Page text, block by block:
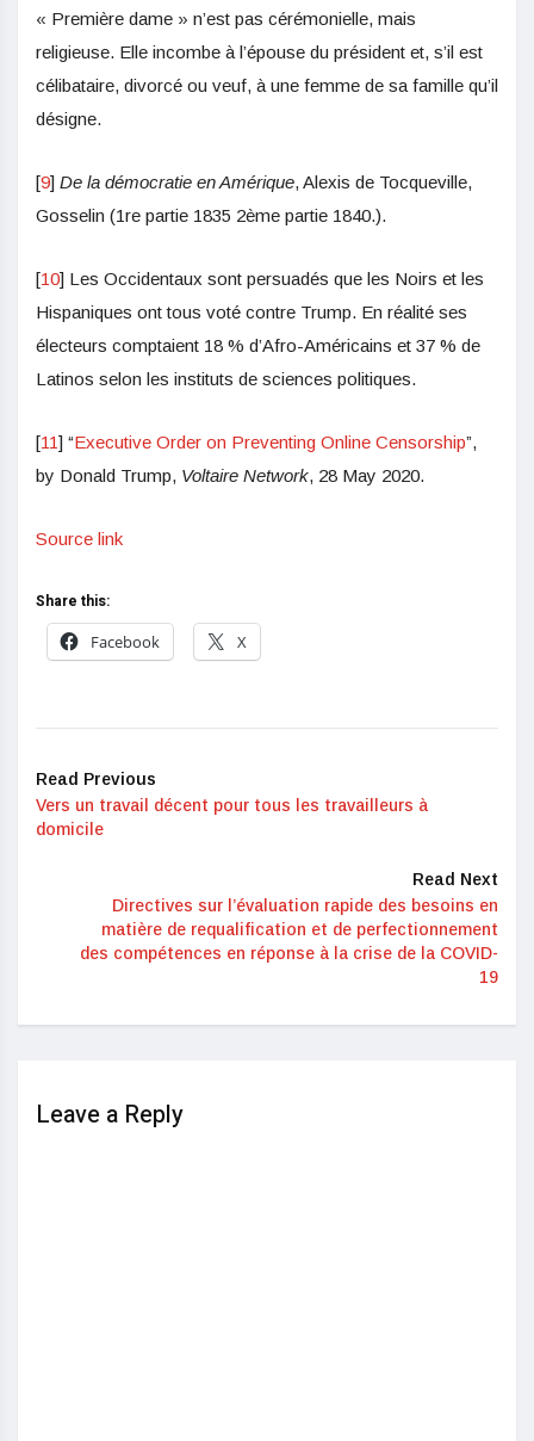
« Première dame » n’est pas cérémonielle, mais
religieuse. Elle incombe à l’épouse du président et, s’il est
célibataire, divorcé ou veuf, à une femme de sa famille qu’il
désigne.
[9] De la démocratie en Amérique, Alexis de Tocqueville,
Gosselin (1re partie 1835 2ème partie 1840.).
[10] Les Occidentaux sont persuadés que les Noirs et les
Hispaniques ont tous voté contre Trump. En réalité ses
électeurs comptaient 18 % d’Afro-Américains et 37 % de
Latinos selon les instituts de sciences politiques.
[11] “Executive Order on Preventing Online Censorship”,
by Donald Trump, Voltaire Network, 28 May 2020.
Source link
Share this:
Facebook
X
Read Previous
Vers un travail décent pour tous les travailleurs à
domicile
Read Next
Directives sur l’évaluation rapide des besoins en
matière de requalification et de perfectionnement
des compétences en réponse à la crise de la COVID-
19
Leave a Reply